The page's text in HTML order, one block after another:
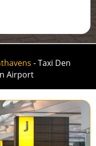
-Taxi Den
Airport